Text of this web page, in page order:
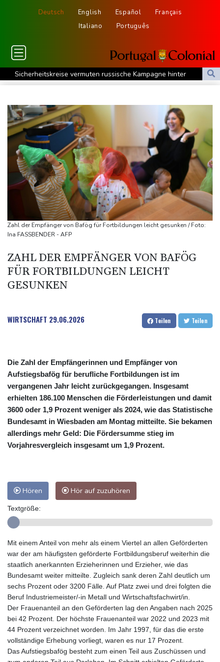
Deutsch English Español
Français
Italiano
Português
Sicherheitskreise vermuten russische Kampagne hinter
Falschvideo zu Merz-Rücktritt
treffen
Nationaler Sicherheitsrat mit Merz tagt zu Drohnenvorfall in
Leipzig
Kabel der Deutschen Bahn beschädigt: Kölner Staatsschutz
ermittelt wegen Sabotage
Frankreichs Außenminister Barrot kündigt Reaktion auf russische
Wahlkampf-Einmischung an
Ein Viertel der Reisenden in Deutschland lässt sich Ziele von der
KI vorschlagen
Verurteilte Linksextremistin: Bundesgerichtshof bestätigt
Beugehaft für Lina E.
Verweigerter Dopingtest: NADA will Vierjahressperre für Ansah
Zahl der Empfänger von Bafög für Fortbildungen leicht gesunken / Foto:
Ina FASSBENDER - AFP
ZAHL DER EMPFÄNGER VON BAFÖG
FÜR FORTBILDUNGEN LEICHT
GESUNKEN
WIRTSCHAFT 29.06.2026 Teilen Teilen
Die Zahl der Empfängerinnen und Empfänger von
Aufstiegsbafög für berufliche Fortbildungen ist im
vergangenen Jahr leicht zurückgegangen. Insgesamt
erhielten 186.100 Menschen die Förderleistungen und damit
3600 oder 1,9 Prozent weniger als 2024, wie das Statistische
Bundesamt in Wiesbaden am Montag mitteilte. Sie bekamen
allerdings mehr Geld: Die Fördersumme stieg im
Vorjahresvergleich insgesamt um 1,9 Prozent.
Hören Hör auf zuzuhören
Textgröße:
Mit einem Anteil von mehr als einem Viertel an allen Geförderten
war der am häufigsten geförderte Fortbildungsberuf weiterhin die
staatlich anerkannten Erzieherinnen und Erzieher, wie das
Bundesamt weiter mitteilte. Zugleich sank deren Zahl deutlich um
sechs Prozent oder 3200 Fälle. Auf Platz zwei und drei folgten die
Beruf Industriemeister/-in Metall und Wirtschaftsfachwirt/in.
Der Frauenanteil an den Geförderten lag den Angaben nach 2025
bei 42 Prozent. Der höchste Frauenanteil war 2022 und 2023 mit
44 Prozent verzeichnet worden. Im Jahr 1997, für das die erste
vollständige Erhebung vorliegt, waren es nur 17 Prozent.
Das Aufstiegsbafög besteht zum einen Teil aus Zuschüssen und